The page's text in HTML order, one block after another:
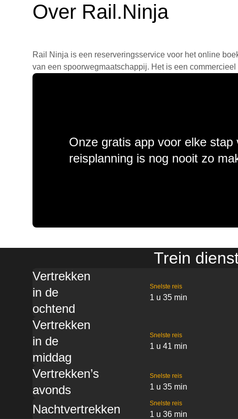
Over Rail.Ninja
Rail Ninja is een reserveringsservice voor het online
van een spoorwegmaatschappij. Het is een
Onze gratis app voor elke
reisplanning is nog nooit zo
Trein
Vertrekken
in de
ochtend
Snelste reis
1 u 35 min
Vertrekken
in de
middag
Snelste reis
1 u 41 min
Vertrekken’s
avonds
Snelste reis
1 u 35 min
Nachtvertrekken Snelste reis
1 u 36 min